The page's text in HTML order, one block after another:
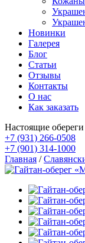
Новинки
Галерея
Блог
Статьи
Отзывы
Контакты
О нас
Как заказать
Настоящие
+7 (931) 266-0508
+7 (901) 314-1000
Главная /